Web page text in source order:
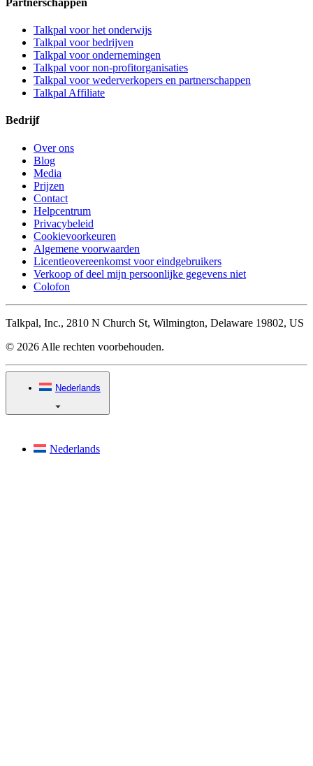
Talkpal voor het onderwijs
Talkpal voor bedrijven
Talkpal voor ondernemingen
Talkpal voor non-profitorganisaties
Talkpal voor wederverkopers en partnerschappen
Talkpal Affiliate
Bedrijf
Over ons
Blog
Media
Prijzen
Contact
Helpcentrum
Privacybeleid
Cookievoorkeuren
Algemene voorwaarden
Licentieovereenkomst voor eindgebruikers
Verkoop of deel mijn persoonlijke gegevens niet
Colofon
Talkpal, Inc., 2810 N Church St, Wilmington, Delaware 19802, US
© 2026 Alle rechten voorbehouden.
Nederlands
Nederlands